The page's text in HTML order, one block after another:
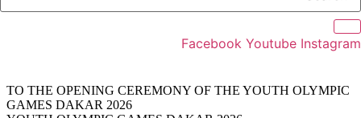
Facebook Youtube Instagram